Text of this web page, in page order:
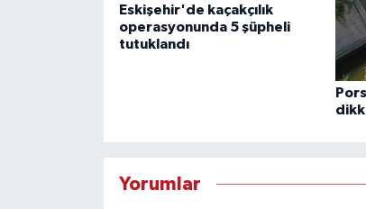
Eskişehir'de kaçakçılık
operasyonunda 5 şüpheli
tutuklandı
Yorumlar